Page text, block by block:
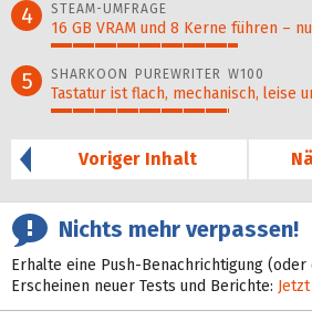
4 STEAM-UMFRAGE
16 GB VRAM und 8 Kerne führen –
5 SHARKOON PUREWRITER W100
Tastatur ist flach, mechanisch, leise
Voriger Inhalt
Nichts mehr verpassen!
Erhalte eine Push-Benachrichtigung
Erscheinen neuer Tests und Berichte: